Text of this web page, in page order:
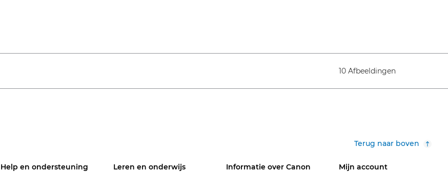
10 Afbeeldingen
Terug naar boven
Help en ondersteuning Leren en onderwijs Informatie over Canon Mijn account